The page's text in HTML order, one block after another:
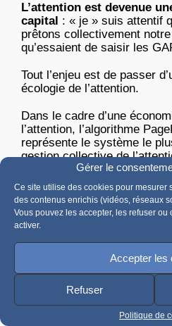
Gérer le
Ce site utilise des cookies pour mesurer
des contenus enrichis (vidéos, réseaux
Vous pouvez les accepter, les refuser
activer.
Accepter les
Refuser
Politique de
L’attention est devenue
capital : « je » suis attentif
prêtons collectivement
qu’essaient de saisir les
Tout l’enjeu est de passer
écologie de l’attention.
Dans le cadre d’une
l’attention, l’algorithme
représente le système le
gestion collective de
condensateur
un principe de
attentionnelle, selon la
que vaut l’attention qui
Première pathologie est
surabondance de biens
disposition (2,5 trillions
avec le peu de temps
attentionnée. En quelques